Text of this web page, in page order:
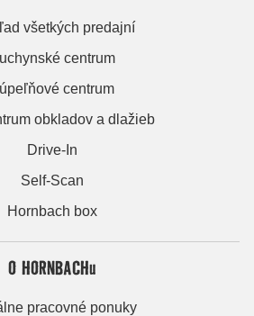
všetkých predajní
centrum
centrum
obkladov a dlažieb
Drive-In
Self-Scan
Hornbach box
O HORNBACHu
pracovné ponuky